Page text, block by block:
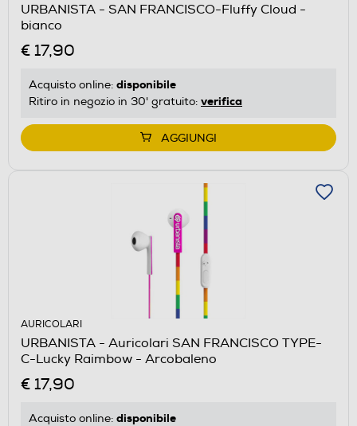
URBANISTA - SAN FRANCISCO-Fluffy Cloud -
bianco
€ 17,90
Acquisto online: disponibile
Ritiro in negozio in 30' gratuito: verifica
AGGIUNGI
AURICOLARI
URBANISTA - Auricolari SAN FRANCISCO TYPE-
C-Lucky Raimbow - Arcobaleno
€ 17,90
Acquisto online: disponibile